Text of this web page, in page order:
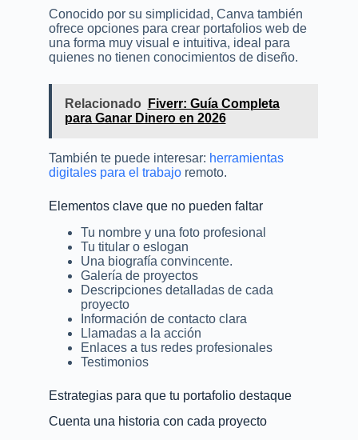
Conocido por su simplicidad, Canva también
ofrece opciones para crear portafolios web de
una forma muy visual e intuitiva, ideal para
quienes no tienen conocimientos de diseño.
Relacionado
Fiverr: Guía Completa
para Ganar Dinero en 2026
También te puede interesar: herramientas
digitales para el trabajoremoto.
Elementos clave que no pueden faltar
Tu nombre y una foto profesional
Tu titular o eslogan
Una biografía convincente.
Galería de proyectos
Descripciones detalladas de cada
proyecto
Información de contacto clara
Llamadas a la acción
Enlaces a tus redes profesionales
Testimonios
Estrategias para que tu portafolio destaque
Cuenta una historia con cada proyecto